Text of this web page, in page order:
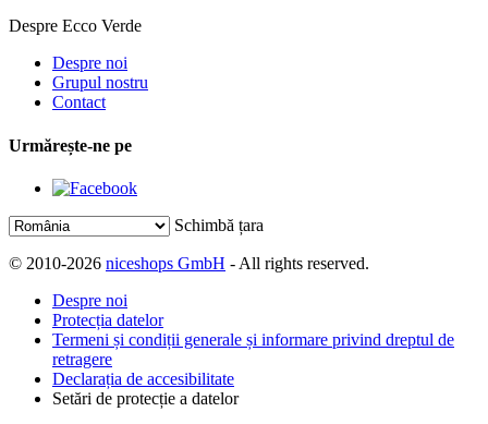
Despre Ecco Verde
Despre noi
Grupul nostru
Contact
Urmărește-ne pe
Schimbă țara
© 2010-2026 niceshops GmbH - All rights reserved.
Despre noi
Protecția datelor
Termeni și condiții generale și informare privind dreptul de
retragere
Declarația de accesibilitate
Setări de protecție a datelor